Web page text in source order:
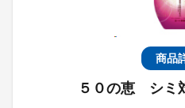
商品
５０の恵 シミ